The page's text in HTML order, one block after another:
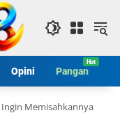
Opini Pangan
Memisahkannya